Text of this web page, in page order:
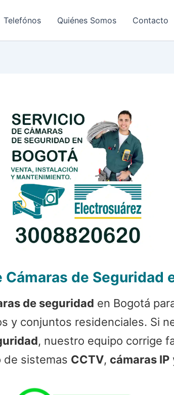
Telefónos Quiénes Somos Contacto
Cámaras de Seguridad
de seguridad en Bogotá
y conjuntos residenciales. Si
, nuestro equipo corrige
de sistemas CCTV, cámaras IP